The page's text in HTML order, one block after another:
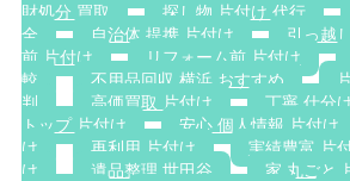
財処分 買取
探し物 片付け 代行
全
自治体 提携 片付け 引っ越
前 片付け
リフォーム前 片付け
較
不用品回収 横浜 おすすめ
判
高価買取 片付け 丁寧 仕分
トップ 片付け
安心 個人情報 片付け
け
再利用 片付け 実績豊富 片
け
遺品整理 世田谷 家 丸ごと